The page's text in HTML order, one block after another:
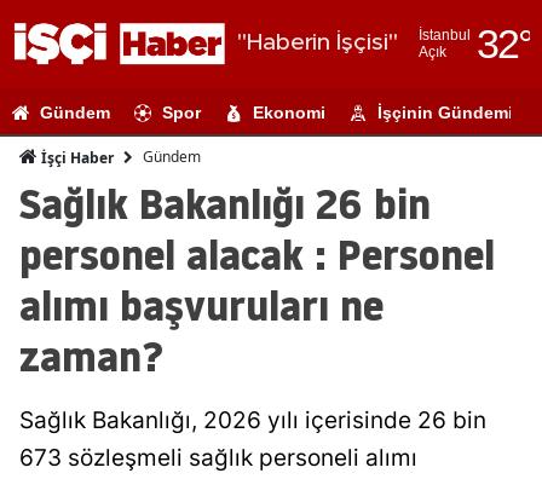
"Haberin İşçisi"
İstanbul
Açık
32°
Adıyaman
Amasya
Artvin
Gündem Spor Ekonomi İşçinin Gündemi
İşçi Haber Gündem
Sağlık Bakanlığı 26 bin
personel alacak : Personel
alımı başvuruları ne
zaman?
Sağlık Bakanlığı, 2026 yılı içerisinde 26 bin
673 sözleşmeli sağlık personeli alımı